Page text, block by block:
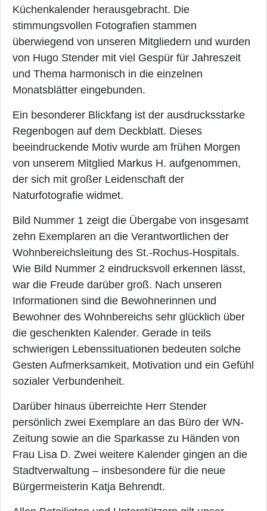
Küchenkalender herausgebracht. Die
stimmungsvollen Fotografien stammen
überwiegend von unseren Mitgliedern und wurden
von Hugo Stender mit viel Gespür für Jahreszeit
und Thema harmonisch in die einzelnen
Monatsblätter eingebunden.
Ein besonderer Blickfang ist der ausdrucksstarke
Regenbogen auf dem Deckblatt. Dieses
beeindruckende Motiv wurde am frühen Morgen
von unserem Mitglied Markus H. aufgenommen,
der sich mit großer Leidenschaft der
Naturfotografie widmet.
Bild Nummer 1 zeigt die Übergabe von insgesamt
zehn Exemplaren an die Verantwortlichen der
Wohnbereichsleitung des St.-Rochus-Hospitals.
Wie Bild Nummer 2 eindrucksvoll erkennen lässt,
war die Freude darüber groß. Nach unseren
Informationen sind die Bewohnerinnen und
Bewohner des Wohnbereichs sehr glücklich über
die geschenkten Kalender. Gerade in teils
schwierigen Lebenssituationen bedeuten solche
Gesten Aufmerksamkeit, Motivation und ein Gefühl
sozialer Verbundenheit.
Darüber hinaus überreichte Herr Stender
persönlich zwei Exemplare an das Büro der WN-
Zeitung sowie an die Sparkasse zu Händen von
Frau Lisa D. Zwei weitere Kalender gingen an die
Stadtverwaltung – insbesondere für die neue
Bürgermeisterin Katja Behrendt.